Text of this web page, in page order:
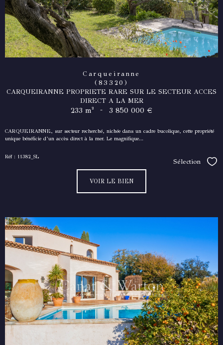
Carqueiranne
(83320)
CARQUEIRANNE PROPRIETE RARE SUR LE SECTEUR ACCES
DIRECT A LA MER
233 m² - 3 850 000 €
CARQUEIRANNE, sur secteur recherché, nichée dans un cadre bucolique, cette propriété
unique bénéficie d’un accès direct à la mer. Le magnifique...
Réf : 11382_SL
Sélection
VOIR LE BIEN